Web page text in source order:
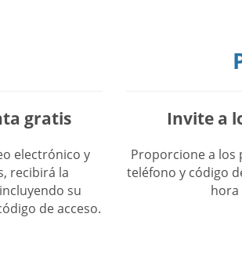
gratis
electrónico y
recibirá la
su
de acceso.
Invite a
Proporcione a los
teléfono y código
hora